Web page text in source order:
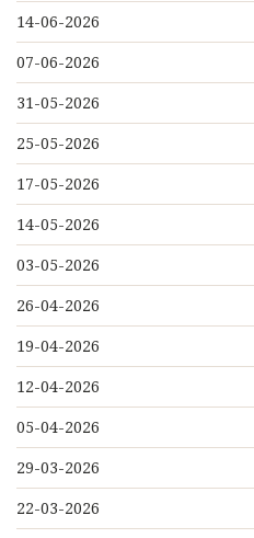
14-06-2026
07-06-2026
31-05-2026
25-05-2026
17-05-2026
14-05-2026
03-05-2026
26-04-2026
19-04-2026
12-04-2026
05-04-2026
29-03-2026
22-03-2026